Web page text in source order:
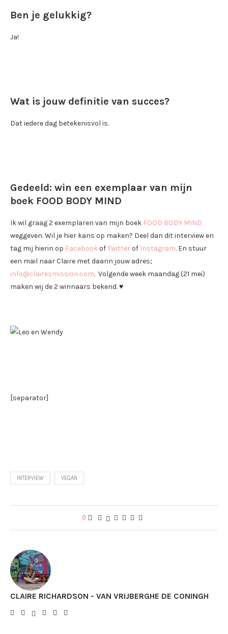
Ben je gelukkig?
Ja!
Wat is jouw definitie van succes?
Dat iedere dag betekenisvol is.
Gedeeld: win een exemplaar van mijn
boek FOOD BODY MIND
Ik wil graag 2 exemplaren van mijn boek FOOD BODY MIND
weggeven. Wil je hier kans op maken? Deel dan dit interview en
tag mij hierin op FacebookofTwitterof Instagram. En stuur
een mail naar Claire met daarin jouw adres;
info@clairesmission.com. Volgende week maandag (21 mei)
maken wij de 2 winnaars bekend. ♥
[separator]
INTERVIEW VEGAN
0
CLAIRE RICHARDSON - VAN VRIJBERGHE DE CONINGH